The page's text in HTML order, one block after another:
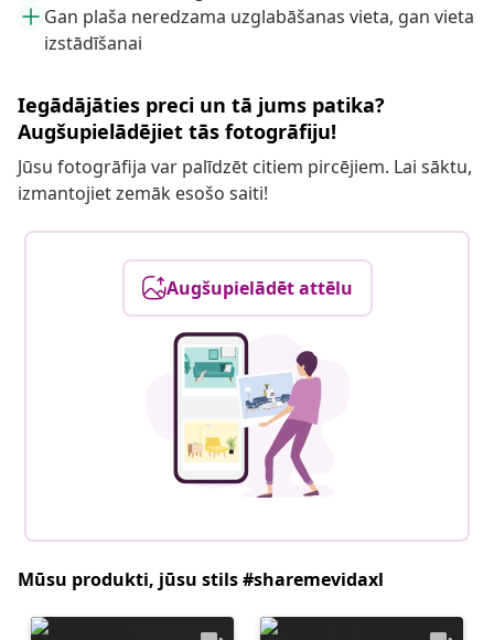
Gan plaša neredzama uzglabāšanas vieta, gan vieta
izstādīšanai
Iegādājāties preci un tā jums patika?
Augšupielādējiet tās fotogrāfiju!
Jūsu fotogrāfija var palīdzēt citiem pircējiem. Lai sāktu,
izmantojiet zemāk esošo saiti!
Augšupielādēt attēlu
Mūsu produkti, jūsu stils #sharemevidaxl